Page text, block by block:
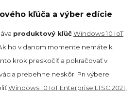
kľúča a výber edície
produktový kľúčWindows 10 IoT
Ak ho v danom momente nemáte k
krok preskočiť a pokračovať v
prebehne neskôr. Pri výbere
Windows 10 IoT Enterprise LTSC 2021